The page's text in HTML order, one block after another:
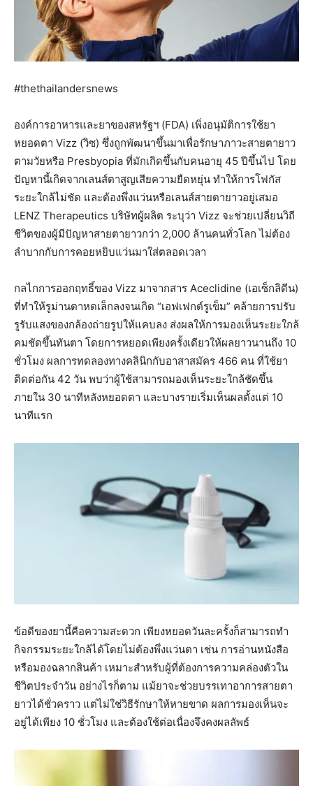
#thethailandersnews
องค์การอาหารและยาของสหรัฐฯ (FDA) เพิ่งอนุมัติการใช้ยา
หยอดตา Vizz (วิซ) ซึ่งถูกพัฒนาขึ้นมาเพื่อรักษาภาวะสายตายาว
ตามวัยหรือ Presbyopia ที่มักเกิดขึ้นกับคนอายุ 45 ปีขึ้นไป โดย
ปัญหานี้เกิดจากเลนส์ตาสูญเสียความยืดหยุ่น ทำให้การโฟกัส
ระยะใกล้ไม่ชัด และต้องพึ่งแว่นหรือเลนส์สายตายาวอยู่เสมอ
LENZ Therapeutics บริษัทผู้ผลิต ระบุว่า Vizz จะช่วยเปลี่ยนวิถี
ชีวิตของผู้มีปัญหาสายตายาวกว่า 2,000 ล้านคนทั่วโลก ไม่ต้อง
ลำบากกับการคอยหยิบแว่นมาใส่ตลอดเวลา
กลไกการออกฤทธิ์ของ Vizz มาจากสาร Aceclidine (เอเซ็กลิดีน)
ที่ทำให้รูม่านตาหดเล็กลงจนเกิด “เอฟเฟกต์รูเข็ม” คล้ายการปรับ
รูรับแสงของกล้องถ่ายรูปให้แคบลง ส่งผลให้การมองเห็นระยะใกล้
คมชัดขึ้นทันตา โดยการหยอดเพียงครั้งเดียวให้ผลยาวนานถึง 10
ชั่วโมง ผลการทดลองทางคลินิกกับอาสาสมัคร 466 คน ที่ใช้ยา
ติดต่อกัน 42 วัน พบว่าผู้ใช้สามารถมองเห็นระยะใกล้ชัดขึ้น
ภายใน 30 นาทีหลังหยอดตา และบางรายเริ่มเห็นผลตั้งแต่ 10
นาทีแรก
ข้อดีของยานี้คือความสะดวก เพียงหยอดวันละครั้งก็สามารถทำ
กิจกรรมระยะใกล้ได้โดยไม่ต้องพึ่งแว่นตา เช่น การอ่านหนังสือ
หรือมองฉลากสินค้า เหมาะสำหรับผู้ที่ต้องการความคล่องตัวใน
ชีวิตประจำวัน อย่างไรก็ตาม แม้ยาจะช่วยบรรเทาอาการสายตา
ยาวได้ชั่วคราว แต่ไม่ใช่วิธีรักษาให้หายขาด ผลการมองเห็นจะ
อยู่ได้เพียง 10 ชั่วโมง และต้องใช้ต่อเนื่องจึงคงผลลัพธ์